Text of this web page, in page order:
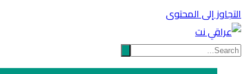
التجاوز إلى المحتوى